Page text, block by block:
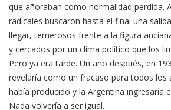
que añoraban como normalidad perdida.
radicales buscaron hasta el final una
llegar, temerosos frente a la figura
y cercados por un clima político que los
Pero ya era tarde. Un año después, en
revelaría como un fracaso para todos los
había producido y la Argentina ingresaría
Nada volvería a ser igual.